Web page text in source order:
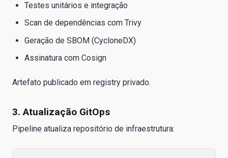
Testes unitários e integração
Scan de dependências com Trivy
Geração de SBOM (CycloneDX)
Assinatura com Cosign
Artefato publicado em registry privado.
3. Atualização GitOps
Pipeline atualiza repositório de infraestrutura: